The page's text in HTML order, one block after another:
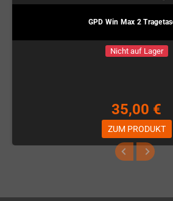
GPD Win Max 2
Nicht auf Lager
35,00 €
ZUM PRODUKT